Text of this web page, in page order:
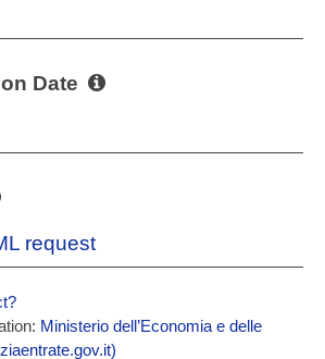
Date
request
Ministerio dell’Economia e delle